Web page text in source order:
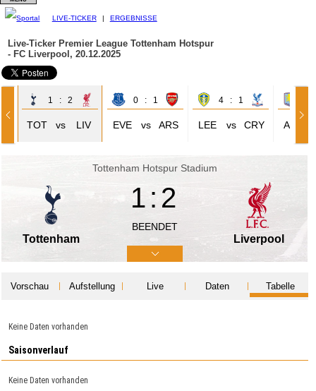
LIVE-TICKER | ERGEBNISSE
Live-Ticker Premier League Tottenham Hotspur
- FC Liverpool, 20.12.2025
1 : 2
TOT vs LIV
0 : 1
EVE vs ARS
4 : 1
LEE vs CRY ASV
Tottenham Hotspur Stadium
Tottenham
1:2
BEENDET
Liverpool
Vorschau Aufstellung Live Daten Tabelle
Keine Daten vorhanden
Saisonverlauf
Keine Daten vorhanden